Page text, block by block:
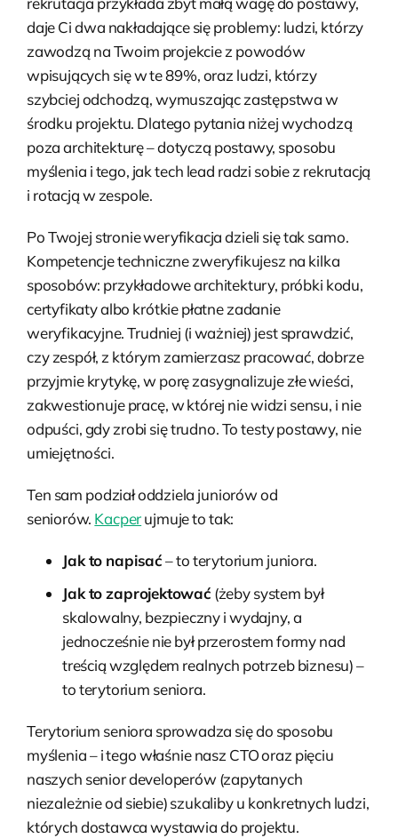
daje Ci dwa nakładające się problemy: ludzi, którzy
zawodzą na Twoim projekcie z powodów
wpisujących się w te 89%, oraz ludzi, którzy
szybciej odchodzą, wymuszając zastępstwa w
środku projektu. Dlatego pytania niżej wychodzą
poza architekturę – dotyczą postawy, sposobu
myślenia i tego, jak tech lead radzi sobie z rekrutacją
i rotacją w zespole.
Po Twojej stronie weryfikacja dzieli się tak samo.
Kompetencje techniczne zweryfikujesz na kilka
sposobów: przykładowe architektury, próbki kodu,
certyfikaty albo krótkie płatne zadanie
weryfikacyjne. Trudniej (i ważniej) jest sprawdzić,
czy zespół, z którym zamierzasz pracować, dobrze
przyjmie krytykę, w porę zasygnalizuje złe wieści,
zakwestionuje pracę, w której nie widzi sensu, i nie
odpuści, gdy zrobi się trudno. To testy postawy, nie
umiejętności.
Ten sam podział oddziela juniorów od
seniorów. Kacperujmuje to tak:
Jak to napisać– to terytorium juniora.
Jak to zaprojektować (żeby system był
skalowalny, bezpieczny i wydajny, a
jednocześnie nie był przerostem formy nad
treścią względem realnych potrzeb biznesu) –
to terytorium seniora.
Terytorium seniora sprowadza się do sposobu
myślenia – i tego właśnie nasz CTO oraz pięciu
naszych senior developerów (zapytanych
niezależnie od siebie) szukaliby u konkretnych ludzi,
których dostawca wystawia do projektu.